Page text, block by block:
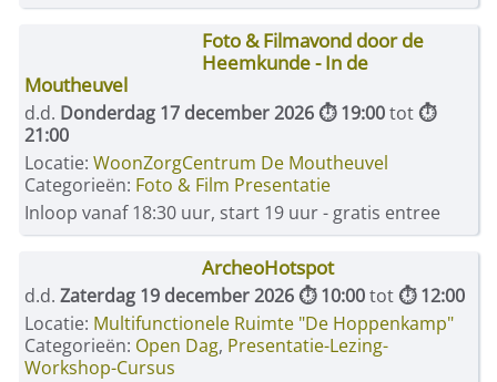
Foto & Filmavond door de
Heemkunde - In de
Moutheuvel
d.d. Donderdag 17 december 2026 ⏱ 19:00tot ⏱
21:00
Locatie:WoonZorgCentrum De Moutheuvel
Categorieën: Foto & Film Presentatie
Inloop vanaf 18:30 uur, start 19 uur - gratis entree
ArcheoHotspot
d.d.Zaterdag 19 december 2026 ⏱ 10:00tot ⏱ 12:00
Locatie: Multifunctionele Ruimte "De Hoppenkamp"
Categorieën: Open Dag, Presentatie-Lezing-
Workshop-Cursus